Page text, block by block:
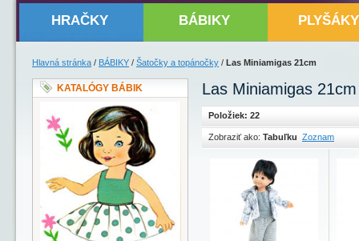
HRAČKY BÁBIKY PLYŠÁKY
Hlavná stránka / BÁBIKY / Šatočky a topánočky / Las Miniamigas 21cm
Las Miniamigas 21cm
Položiek: 22
Zobraziť ako: Tabuľku Zoznam
KATALÓGY BÁBIK